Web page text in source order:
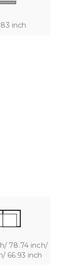
inch
78.74 inch/
66.93 inch